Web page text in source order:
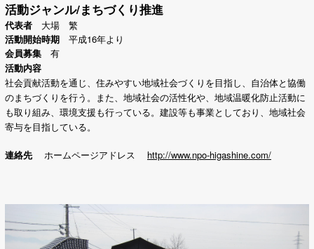
活動ジャンル/まちづくり推進
代表者 大場 繁
活動開始時期 平成16年より
会員募集 有
活動内容
社会貢献活動を通じ、住みやすい地域社会づくりを目指し、自治体と協働
のまちづくりを行う。 また、地域社会の活性化や、地域温暖化防止活動に
も取り組み、 環境支援も行っている。建設等も事業としており、地域社会
寄与を目指している。
連絡先 ホームページアドレス http://www.npo-higashine.com/